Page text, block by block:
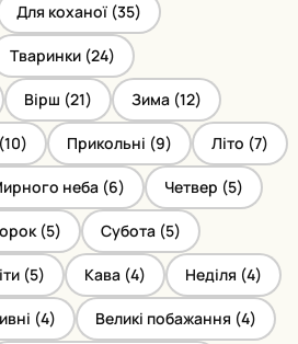
Для коханої (35)
Тваринки (24)
Вірш (21) Зима (12)
10) Прикольні (9) Літо (7)
неба (6) Четвер (5)
(5) Субота (5)
(5) Кава (4) Неділя (4)
(4) Великі побажання (4)